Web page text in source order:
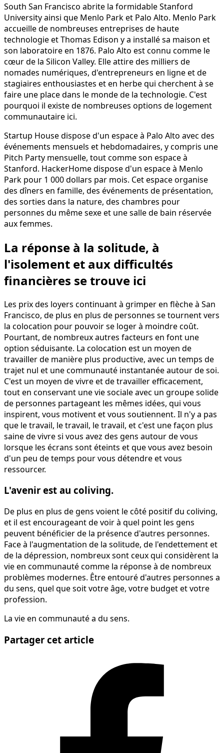
South San Francisco abrite la formidable Stanford
University ainsi que Menlo Park et Palo Alto. Menlo Park
accueille de nombreuses entreprises de haute
technologie et Thomas Edison y a installé sa maison et
son laboratoire en 1876. Palo Alto est connu comme le
cœur de la Silicon Valley. Elle attire des milliers de
nomades numériques, d'entrepreneurs en ligne et de
stagiaires enthousiastes et en herbe qui cherchent à se
faire une place dans le monde de la technologie. C'est
pourquoi il existe de nombreuses options de logement
communautaire ici.
Startup House dispose d'un espace à Palo Alto avec des
événements mensuels et hebdomadaires, y compris une
Pitch Party mensuelle, tout comme son espace à
Stanford. HackerHome dispose d'un espace à Menlo
Park pour 1 000 dollars par mois. Cet espace organise
des dîners en famille, des événements de présentation,
des sorties dans la nature, des chambres pour
personnes du même sexe et une salle de bain réservée
aux femmes.
La réponse à la solitude, à
l'isolement et aux difficultés
financières se trouve ici
Les prix des loyers continuant à grimper en flèche à San
Francisco, de plus en plus de personnes se tournent vers
la colocation pour pouvoir se loger à moindre coût.
Pourtant, de nombreux autres facteurs en font une
option séduisante. La colocation est un moyen de
travailler de manière plus productive, avec un temps de
trajet nul et une communauté instantanée autour de soi.
C'est un moyen de vivre et de travailler efficacement,
tout en conservant une vie sociale avec un groupe solide
de personnes partageant les mêmes idées, qui vous
inspirent, vous motivent et vous soutiennent. Il n'y a pas
que le travail, le travail, le travail, et c'est une façon plus
saine de vivre si vous avez des gens autour de vous
lorsque les écrans sont éteints et que vous avez besoin
d'un peu de temps pour vous détendre et vous
ressourcer.
L'avenir est au coliving.
De plus en plus de gens voient le côté positif du coliving,
et il est encourageant de voir à quel point les gens
peuvent bénéficier de la présence d'autres personnes.
Face à l'augmentation de la solitude, de l'endettement et
de la dépression, nombreux sont ceux qui considèrent la
vie en communauté comme la réponse à de nombreux
problèmes modernes. Être entouré d'autres personnes a
du sens, quel que soit votre âge, votre budget et votre
profession.
La vie en communauté a du sens.
Partager cet article